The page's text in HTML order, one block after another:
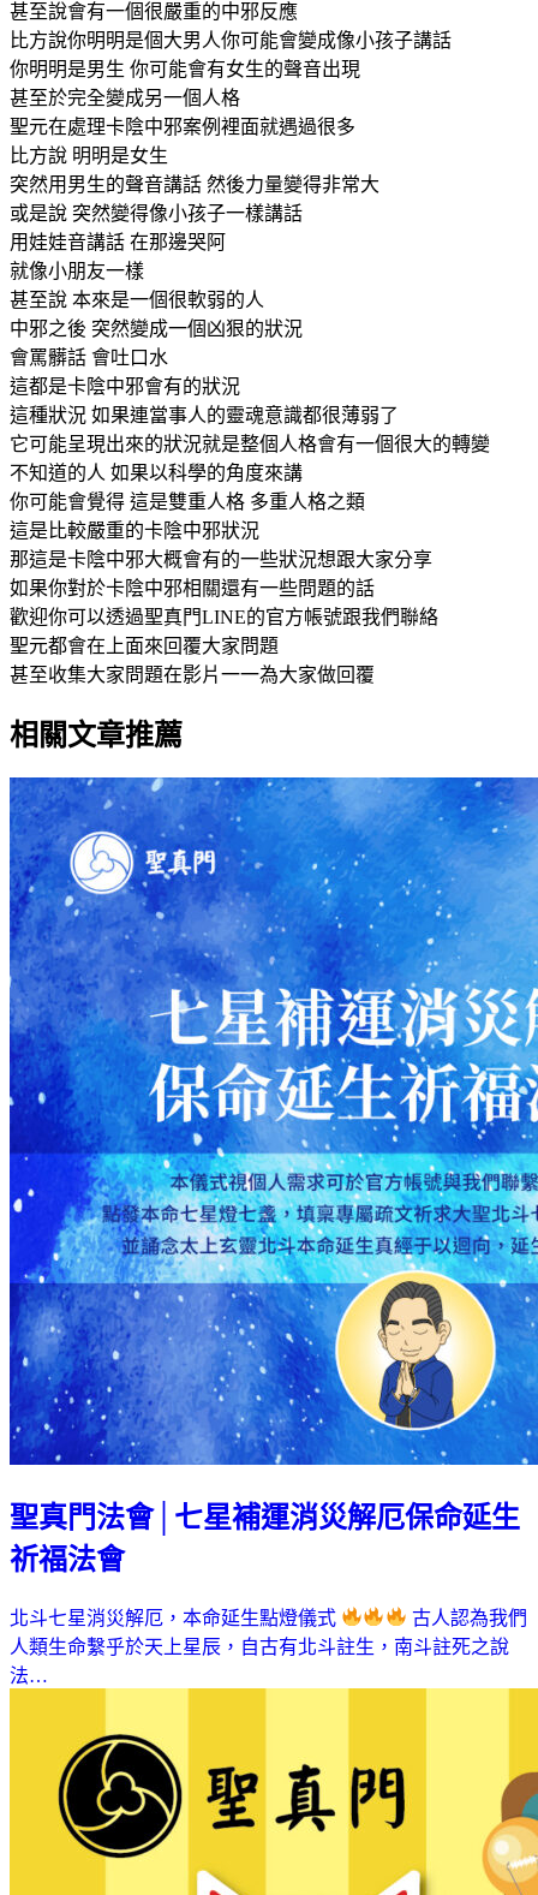
甚至說會有一個很嚴重的中邪反應
比方說你明明是個大男人你可能會變成像小孩子講話
你明明是男生 你可能會有女生的聲音出現
甚至於完全變成另一個人格
聖元在處理卡陰中邪案例裡面就遇過很多
比方說 明明是女生
突然用男生的聲音講話 然後力量變得非常大
或是說 突然變得像小孩子一樣講話
用娃娃音講話 在那邊哭阿
就像小朋友一樣
甚至說 本來是一個很軟弱的人
中邪之後 突然變成一個凶狠的狀況
會罵髒話 會吐口水
這都是卡陰中邪會有的狀況
這種狀況 如果連當事人的靈魂意識都很薄弱了
它可能呈現出來的狀況就是整個人格會有一個很大的轉變
不知道的人 如果以科學的角度來講
你可能會覺得 這是雙重人格 多重人格之類
這是比較嚴重的卡陰中邪狀況
那這是卡陰中邪大概會有的一些狀況想跟大家分享
如果你對於卡陰中邪相關還有一些問題的話
歡迎你可以透過聖真門LINE的官方帳號跟我們聯絡
聖元都會在上面來回覆大家問題
甚至收集大家問題在影片一一為大家做回覆
相關文章推薦
聖真門法會│七星補運消災解厄保命延生
祈福法會
北斗七星消災解厄，本命延生點燈儀式
古人認為我們
人類生命繫乎於天上星辰，自古有北斗註生，南斗註死之說
法…